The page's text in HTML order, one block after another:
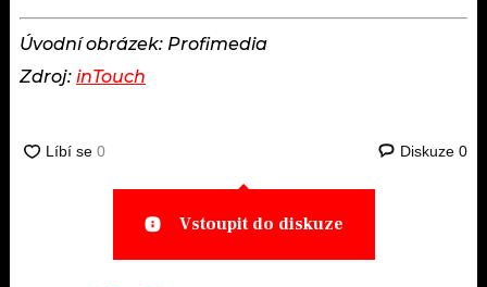
Úvodní obrázek: Profimedia
Zdroj: inTouch
Diskuze 0
Vstoupit do diskuze